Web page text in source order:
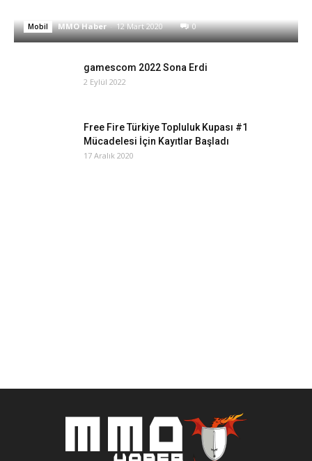
Mobil MMO Haber - 12 Mart 2020 0
gamescom 2022 Sona Erdi
2 Eylül 2022
Free Fire Türkiye Topluluk Kupası #1
Mücadelesi İçin Kayıtlar Başladı
17 Aralık 2020